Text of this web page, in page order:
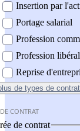
Insertion par
Portage salarial
Profession
Profession
Reprise
de types de contrat
CONTRAT
de contrat